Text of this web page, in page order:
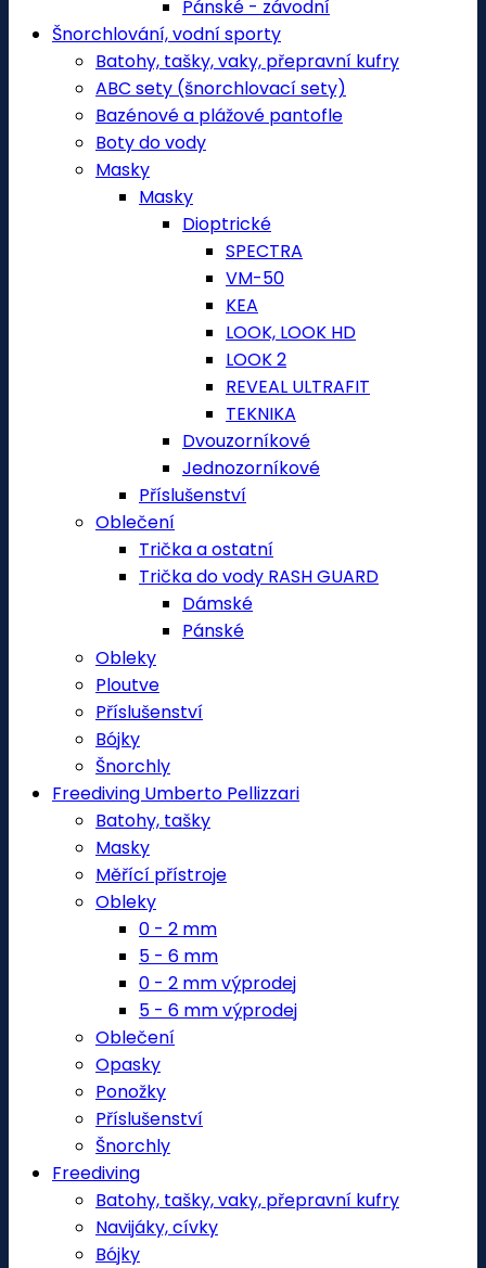
Pánské - závodní
Šnorchlování, vodní sporty
Batohy, tašky, vaky, přepravní kufry
ABC sety (šnorchlovací sety)
Bazénové a plážové pantofle
Boty do vody
Masky
Masky
Dioptrické
SPECTRA
VM-50
KEA
LOOK, LOOK HD
LOOK 2
REVEAL ULTRAFIT
TEKNIKA
Dvouzorníkové
Jednozorníkové
Příslušenství
Oblečení
Trička a ostatní
Trička do vody RASH GUARD
Dámské
Pánské
Obleky
Ploutve
Příslušenství
Bójky
Šnorchly
Freediving Umberto Pellizzari
Batohy, tašky
Masky
Měřící přístroje
Obleky
0 - 2 mm
5 - 6 mm
0 - 2 mm výprodej
5 - 6 mm výprodej
Oblečení
Opasky
Ponožky
Příslušenství
Šnorchly
Freediving
Batohy, tašky, vaky, přepravní kufry
Navijáky, cívky
Bójky